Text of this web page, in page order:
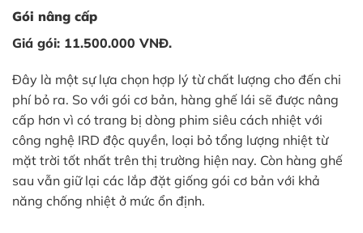
Gói nâng cấp
Giá gói: 11.500.000 VNĐ.
Đây là một sự lựa chọn hợp lý từ chất lượng cho đến chi
phí bỏ ra. So với gói cơ bản, hàng ghế lái sẽ được nâng
cấp hơn vì có trang bị dòng phim siêu cách nhiệt với
công nghệ IRD độc quyền, loại bỏ tổng lượng nhiệt từ
mặt trời tốt nhất trên thị trường hiện nay. Còn hàng ghế
sau vẫn giữ lại các lắp đặt giống gói cơ bản với khả
năng chống nhiệt ở mức ổn định.